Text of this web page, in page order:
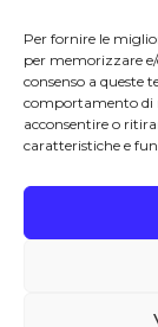
Per fornire le
per memorizzare
consenso a queste
comportamento di
acconsentire o
caratteristiche e
La
Paese